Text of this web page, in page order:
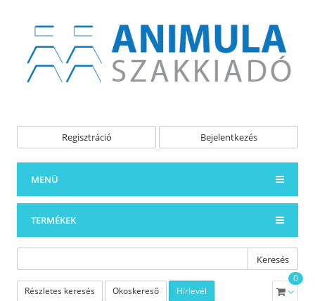
Regisztráció Bejelentkezés
MENÜ
TERMÉKEK
Keresés
Részletes keresés Okoskereső Hírlevél
0